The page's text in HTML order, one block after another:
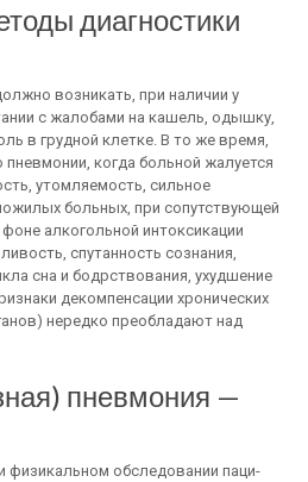
диагностики
возникать, при наличии у
с жалобами на кашель, одышку,
в грудной клетке. В то же время,
когда больной жалуется
утомляемость, сильное
больных, при сопутствующей
алкогольной интоксикации
спутанность сознания,
сна и бодрствования, ухудшение
декомпенсации хронических
нередко преобладают над
пневмония —
физикальном обследовании паци­